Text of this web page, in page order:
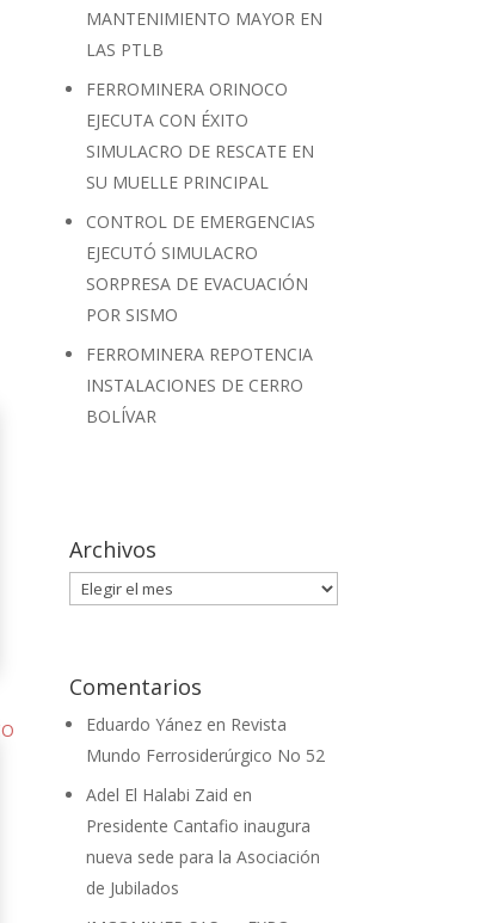
MANTENIMIENTO MAYOR EN
LAS PTLB
FERROMINERA ORINOCO
EJECUTA CON ÉXITO
SIMULACRO DE RESCATE EN
SU MUELLE PRINCIPAL
CONTROL DE EMERGENCIAS
EJECUTÓ SIMULACRO
SORPRESA DE EVACUACIÓN
POR SISMO
FERROMINERA REPOTENCIA
INSTALACIONES DE CERRO
BOLÍVAR
Archivos
Archivos
Comentarios
Eduardo Yánez en Revista
Mundo Ferrosiderúrgico No 52
Adel El Halabi Zaid en
Presidente Cantafio inaugura
nueva sede para la Asociación
de Jubilados